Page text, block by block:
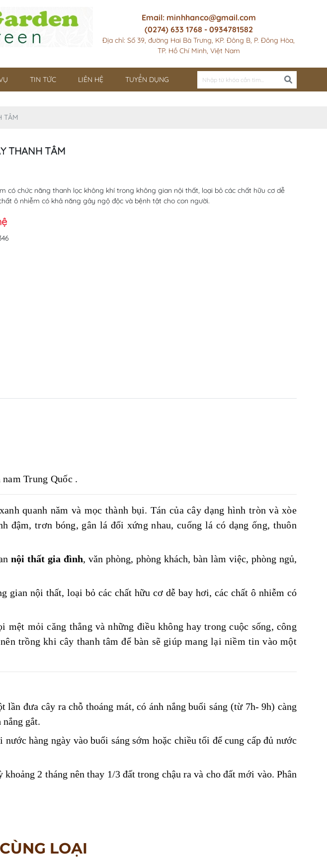
Email: minhhanco@gmail.com
(0274) 633 1768 - 0934781582
Địa chỉ: Số 39, đường Hai Bà Trưng, KP. Đông B, P. Đông Hòa,
TP. Hồ Chí Minh, Việt Nam
TIN TỨC LIÊN HỆ TUYỂN DỤNG
TÂM
THANH TÂM
có chức năng thanh lọc không khí trong không gian nội thất, loại bỏ các chất hữu cơ dễ
ô nhiễm có khả năng gây ngộ độc và bệnh tật cho con người.
Trung Quốc .
xanh quanh năm và mọc thành bụi. Tán của cây dạng hình tròn và xòe
đậm, trơn bóng, gân lá đối xứng nhau, cuống lá có dạng ống, thuôn
nội thất gia đình, văn phòng, phòng khách, bàn làm việc, phòng ngủ,
gian nội thất, loại bỏ các chất hữu cơ dễ bay hơi, các chất ô nhiễm có
mỏi căng thẳng và những điều không hay trong cuộc sống, công
trồng khi cây thanh tâm để bàn sẽ giúp mang lại niềm tin vào một
lần đưa cây ra chỗ thoáng mát, có ánh nắng buổi sáng (từ 7h- 9h) càng
gắt.
hàng ngày vào buổi sáng sớm hoặc chiều tối để cung cấp đủ nước
2 tháng nên thay 1/3 đất trong chậu ra và cho đất mới vào. Phân
LOẠI